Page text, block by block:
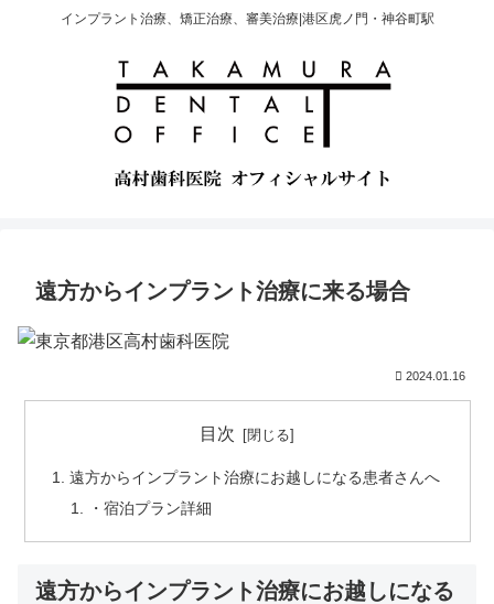
インプラント治療、矯正治療、審美治療|港区虎ノ門・神谷町駅
遠方からインプラント治療に来る場合
2024.01.16
目次
遠方からインプラント治療にお越しになる患者さんへ
・宿泊プラン詳細
遠方からインプラント治療にお越しになる